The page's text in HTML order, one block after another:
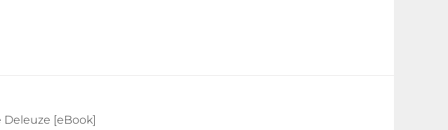
Deleuze [eBook]